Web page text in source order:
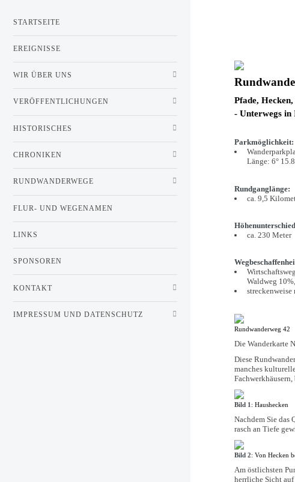
Pfade,
- Unterwegs in
Parkmöglichkeit:
Länge: 6°
Rundganglänge:
ca. 9,5
ca. 230 Meter
Waldweg
streckenweise
Rundwanderweg 42
Die Wanderkarte
Diese
manches
Bild 1 : Haushecken
Nachdem Sie das
rasch an Tiefe
Bild 2: Von Hecken
Am östlichsten
herrliche Sicht
STARTSEITE
EREIGNISSE
WIR ÜBER UNS
VERÖFFENTLICHUNGEN
HISTORISCHES
CHRONIKEN
RUNDWANDERWEGE
FLUR- UND WEGENAMEN
LINKS
SPONSOREN
KONTAKT
IMPRESSUM UND DATENSCHUTZ